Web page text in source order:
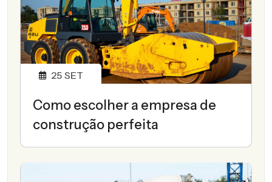
25 SET
Como escolher a empresa de
construção perfeita